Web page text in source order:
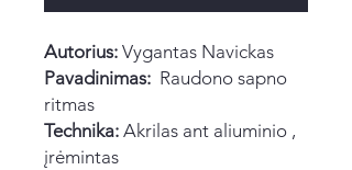
Autorius: Vygantas Navickas
Pavadinimas: Raudono sapno
ritmas
Technika: Akrilas ant aliuminio ,
įrėmintas